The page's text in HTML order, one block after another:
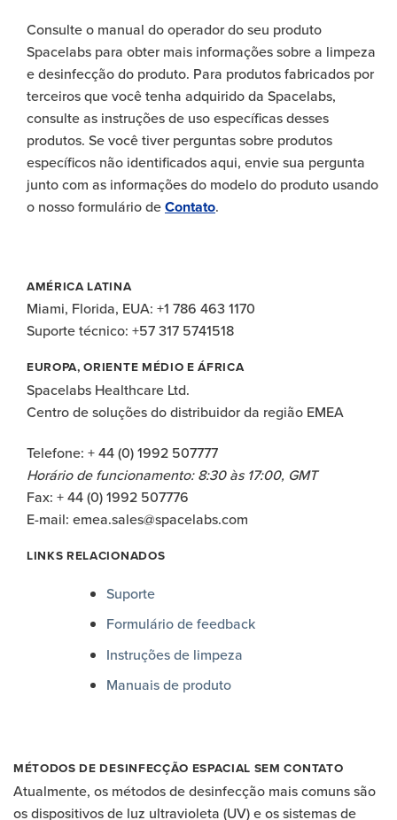
Consulte o manual do operador do seu produto
Spacelabs para obter mais informações sobre a limpeza
e desinfecção do produto. Para produtos fabricados por
terceiros que você tenha adquirido da Spacelabs,
consulte as instruções de uso específicas desses
produtos. Se você tiver perguntas sobre produtos
específicos não identificados aqui, envie sua pergunta
junto com as informações do modelo do produto usando
o nosso formulário deContato.
AMÉRICA LATINA
Miami, Florida, EUA: +1 786 463 1170
Suporte técnico: +57 317 5741518
EUROPA, ORIENTE MÉDIO E ÁFRICA
Spacelabs Healthcare Ltd.
Centro de soluções do distribuidor da região EMEA
Telefone: + 44 (0) 1992 507777
Horário de funcionamento: 8:30 às 17:00, GMT
Fax: + 44 (0) 1992 507776
E-mail: emea.sales@spacelabs.com
LINKS RELACIONADOS
Suporte
Formulário de feedback
Instruções de limpeza
Manuais de produto
MÉTODOS DE DESINFECÇÃO ESPACIAL SEM CONTATO
Atualmente, os métodos de desinfecção mais comuns são
os dispositivos de luz ultravioleta (UV) e os sistemas de